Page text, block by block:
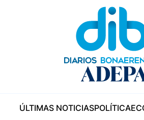
ÚLTIMAS NOTICIASPOLÍTICA